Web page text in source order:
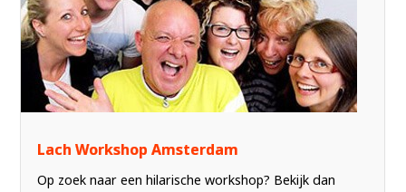
Lach Workshop Amsterdam
Op zoek naar een hilarische workshop? Bekijk dan